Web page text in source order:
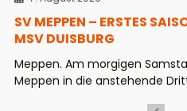
SV MEPPEN – ERSTES
MSV DUISBURG
Meppen. Am morgigen
Meppen in die anstehende